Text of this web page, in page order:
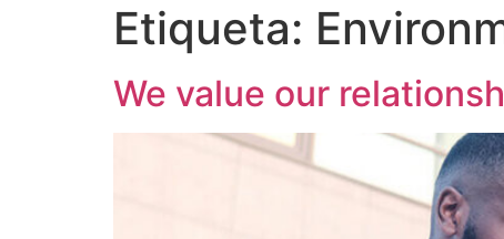
Etiqueta:
We value our